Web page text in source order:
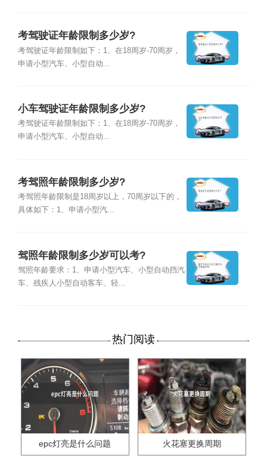
考驾驶证年龄限制多少岁?
考驾驶证年龄限制如下：1、在18周岁-70周岁，
申请小型汽车、小型自动...
小车驾驶证年龄限制多少岁?
考驾驶证年龄限制如下：1、在18周岁-70周岁，
申请小型汽车、小型自动...
考驾照年龄限制多少岁?
考驾照年龄限制是18周岁以上，70周岁以下的，
具体如下：1、申请小型汽...
驾照年龄限制多少岁可以考?
驾照年龄要求：1、申请小型汽车、小型自动挡汽
车、残疾人小型自动客车、轻...
热门阅读
epc灯亮是什么问题 火花塞更换周期